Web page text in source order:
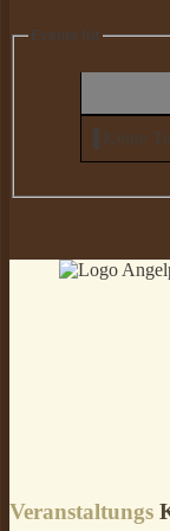
Events für
Keine
Veranstaltungs